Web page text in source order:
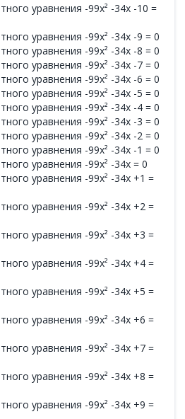
уравнения -99x² -34x -10 =
уравнения -99x² -34x -9 = 0
уравнения -99x² -34x -8 = 0
уравнения -99x² -34x -7 = 0
уравнения -99x² -34x -6 = 0
уравнения -99x² -34x -5 = 0
уравнения -99x² -34x -4 = 0
уравнения -99x² -34x -3 = 0
уравнения -99x² -34x -2 = 0
уравнения -99x² -34x -1 = 0
уравнения -99x² -34x = 0
уравнения -99x² -34x +1 =
уравнения -99x² -34x +2 =
уравнения -99x² -34x +3 =
уравнения -99x² -34x +4 =
уравнения -99x² -34x +5 =
уравнения -99x² -34x +6 =
уравнения -99x² -34x +7 =
уравнения -99x² -34x +8 =
уравнения -99x² -34x +9 =